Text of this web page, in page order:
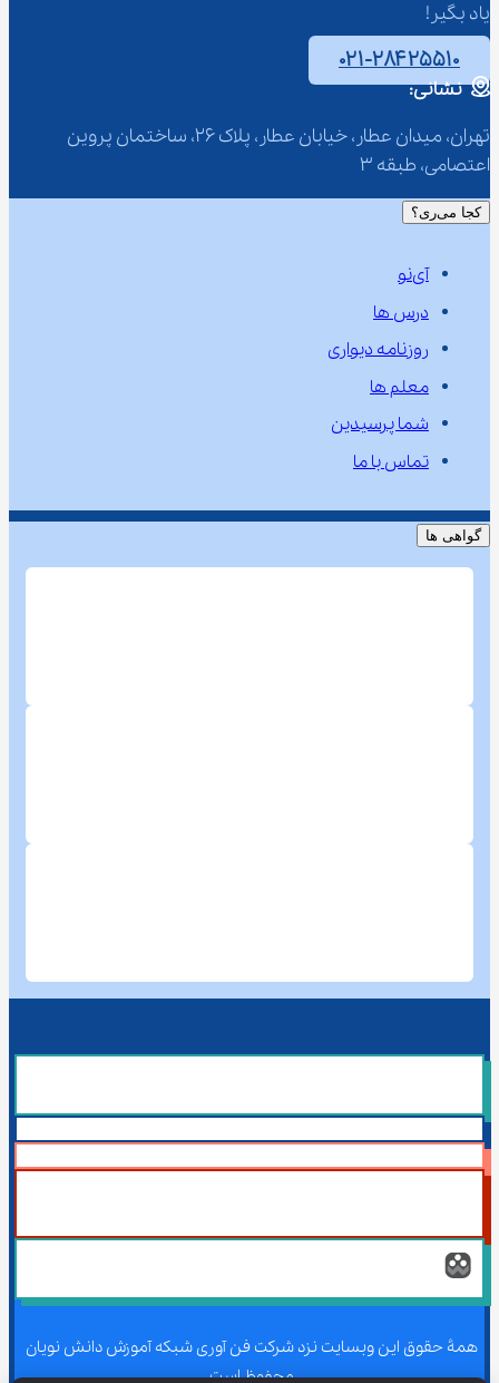
یاد بگیر!
۰۲۱-۲۸۴۲۵۵۱۰
نشانی:
تهران، میدان عطار، خیابان عطار، پلاک 26، ساختمان پروین
اعتصامی، طبقه 3
کجا می‌ری؟
آی‌نو
درس ها
روزنامه دیواری
معلم ها
شما پرسیدین
تماس با ما
گواهی ها
همۀ حقوق این وبسایت نزد شرکت فن آوری شبکه آموزش دانش نویان
محفوظ است.